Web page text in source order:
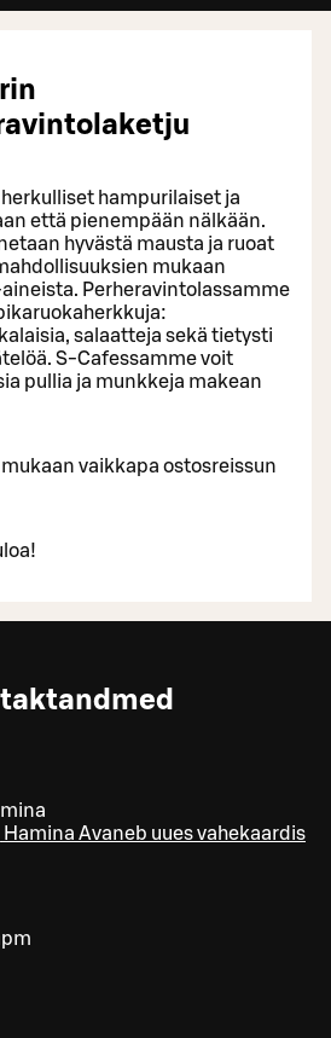
hampurilaiset ja
että pienempään nälkään.
hyvästä mausta ja ruoat
mukaan
Perheravintolassamme
salaatteja sekä tietysti
S-Cafessamme voit
pullia ja munkkeja makean
vaikkapa ostosreissun
Hamina Avaneb uues vahekaardis